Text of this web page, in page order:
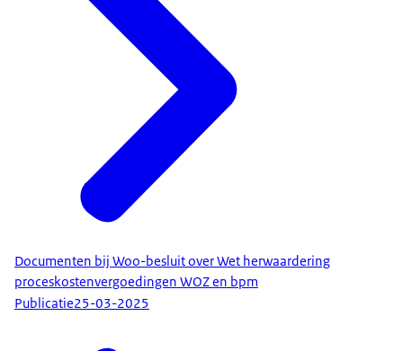
Documenten bij Woo-besluit over Wet herwaardering
proceskostenvergoedingen WOZ en bpm
Publicatie25-03-2025